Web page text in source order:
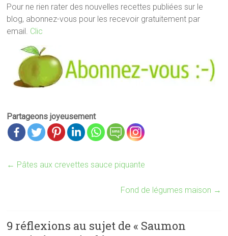
Pour ne rien rater des nouvelles recettes publiées sur le
blog, abonnez-vous pour les recevoir gratuitement par
email. Clic
Partageons joyeusement
← Pâtes aux crevettes sauce piquante
Fond de légumes maison →
9 réflexions au sujet de « Saumon